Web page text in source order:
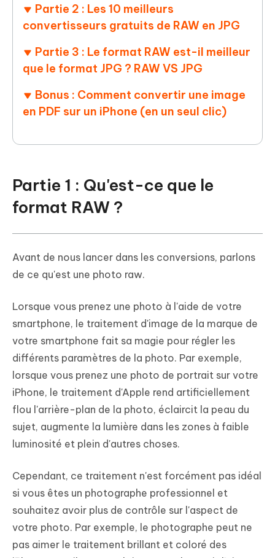
Partie 2 : Les 10 meilleurs
convertisseurs gratuits de RAW en JPG
Partie 3 : Le format RAW est-il meilleur
que le format JPG ? RAW VS JPG
Bonus : Comment convertir une image
en PDF sur un iPhone (en un seul clic)
Partie 1 : Qu'est-ce que le
format RAW ?
Avant de nous lancer dans les conversions, parlons
de ce qu'est une photo raw.
Lorsque vous prenez une photo à l'aide de votre
smartphone, le traitement d'image de la marque de
votre smartphone fait sa magie pour régler les
différents paramètres de la photo. Par exemple,
lorsque vous prenez une photo de portrait sur votre
iPhone, le traitement d'Apple rend artificiellement
flou l'arrière-plan de la photo, éclaircit la peau du
sujet, augmente la lumière dans les zones à faible
luminosité et plein d'autres choses.
Cependant, ce traitement n'est forcément pas idéal
si vous êtes un photographe professionnel et
souhaitez avoir plus de contrôle sur l'aspect de
votre photo. Par exemple, le photographe peut ne
pas aimer le traitement brillant et coloré des